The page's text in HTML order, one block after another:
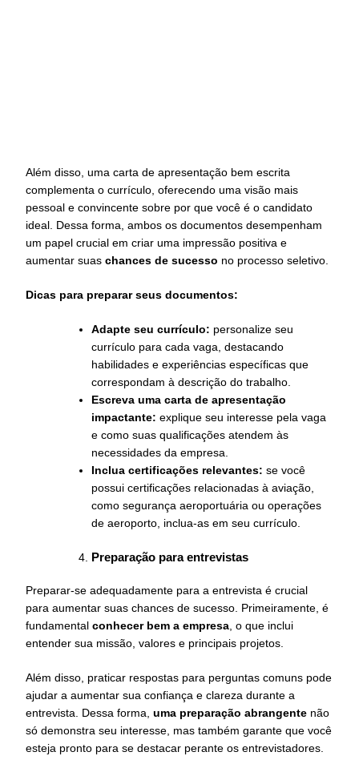
Além disso, uma carta de apresentação bem escrita
complementa o currículo, oferecendo uma visão mais
pessoal e convincente sobre por que você é o candidato
ideal. Dessa forma, ambos os documentos desempenham
um papel crucial em criar uma impressão positiva e
aumentar suas chances de sucesso no processo seletivo.
Dicas para preparar seus documentos:
Adapte seu currículo: personalize seu
currículo para cada vaga, destacando
habilidades e experiências específicas que
correspondam à descrição do trabalho.
Escreva uma carta de apresentação
impactante: explique seu interesse pela vaga
e como suas qualificações atendem às
necessidades da empresa.
Inclua certificações relevantes: se você
possui certificações relacionadas à aviação,
como segurança aeroportuária ou operações
de aeroporto, inclua-as em seu currículo.
Preparação para entrevistas
Preparar-se adequadamente para a entrevista é crucial
para aumentar suas chances de sucesso. Primeiramente, é
fundamental conhecer bem a empresa, o que inclui
entender sua missão, valores e principais projetos.
Além disso, praticar respostas para perguntas comuns pode
ajudar a aumentar sua confiança e clareza durante a
entrevista. Dessa forma, uma preparação abrangente não
só demonstra seu interesse, mas também garante que você
esteja pronto para se destacar perante os entrevistadores.